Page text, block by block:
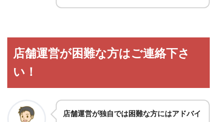
店舗運営が困難な方はご連絡下さ
い！
店舗運営が独自では困難な方にはアドバイ